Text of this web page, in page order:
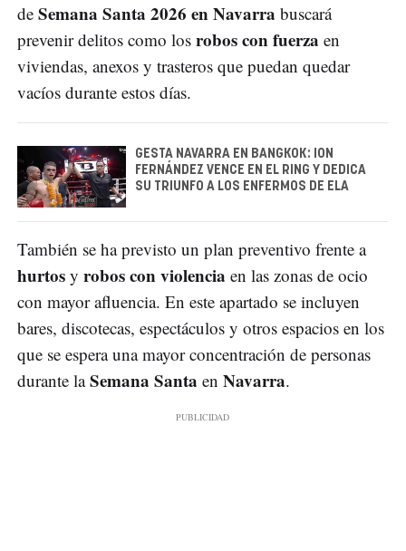
de Semana Santa 2026 en Navarra buscará
prevenir delitos como los robos con fuerza en
viviendas, anexos y trasteros que puedan quedar
vacíos durante estos días.
GESTA NAVARRA EN BANGKOK: ION
FERNÁNDEZ VENCE EN EL RING Y DEDICA
SU TRIUNFO A LOS ENFERMOS DE ELA
También se ha previsto un plan preventivo frente a
hurtos y robos con violencia en las zonas de ocio
con mayor afluencia. En este apartado se incluyen
bares, discotecas, espectáculos y otros espacios en los
que se espera una mayor concentración de personas
durante laSemana Santa en Navarra.